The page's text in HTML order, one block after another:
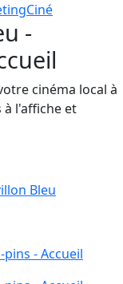
-
cinéma local à
à l'affiche et
Bleu
- Accueil